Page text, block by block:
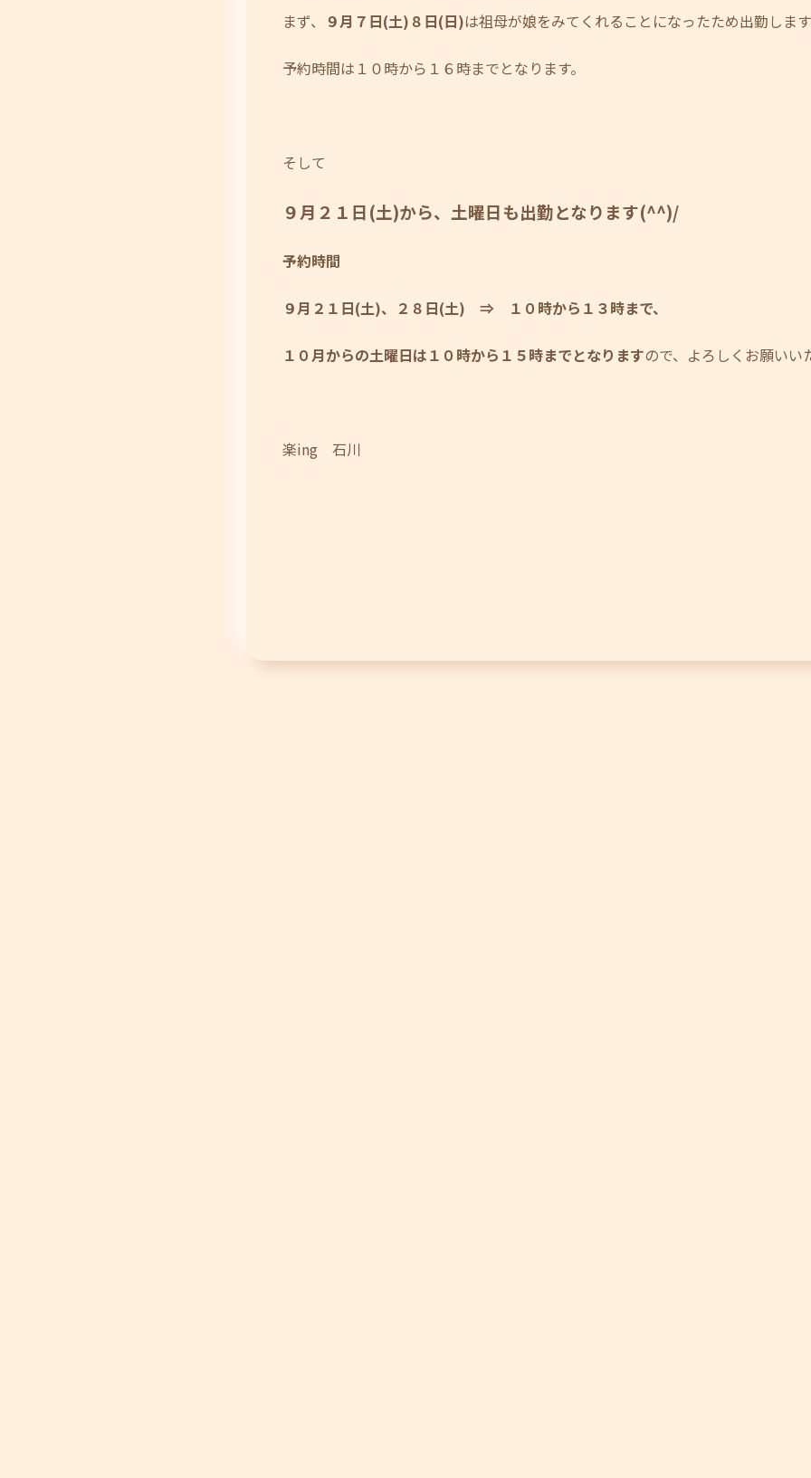
まず、 ９月７日(土)８日(日)は祖母が娘をみてくれることになったため出勤しま
予約時間は１０時から１６時までとなります。
そして
９月２１日(土)から、土曜日も出勤となります(^^)/
予約時間
９月２１日(土)、２８日(土) ⇒ １０時から１３時まで、
１０月からの土曜日は１０時から１５時までとなりますので、よろしくお願い
楽ing 石川